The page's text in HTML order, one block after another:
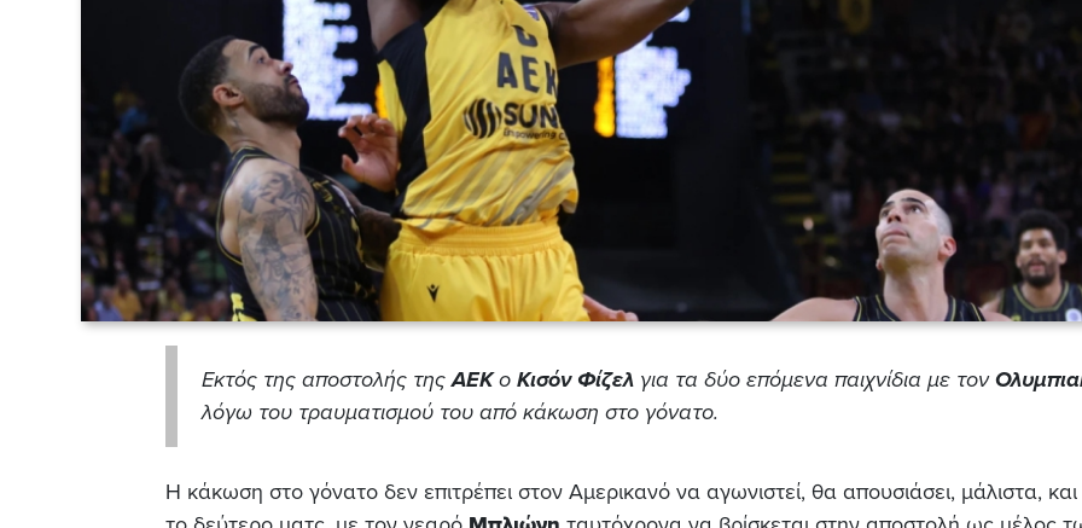
Εκτός της αποστολής τηςΑΕΚο Κισόν Φίζελ για τα δύο επόμενα παιχνίδια με τον
λόγω του τραυματισμού του από κάκωση στο γόνατο.
Η κάκωση στο γόνατο δεν επιτρέπει στον Αμερικανό να αγωνιστεί, θα απουσιάσει, μάλιστα,